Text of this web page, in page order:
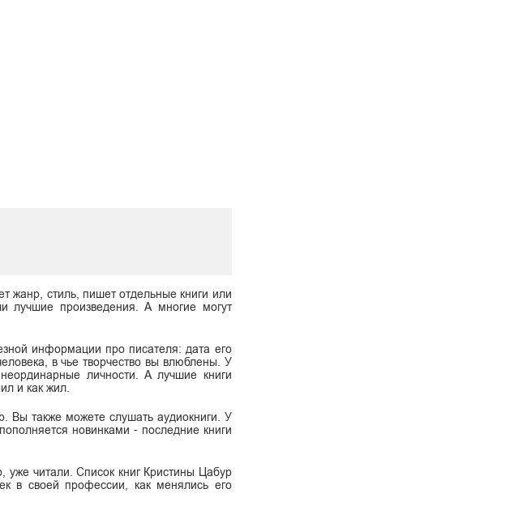
жанр, стиль, пишет отдельные книги или
лучшие произведения. А многие могут
информации про писателя: дата его
в чье творчество вы влюблены. У
личности. А лучшие книги
и как жил.
Вы также можете слушать аудиокниги. У
новинками - последние книги
уже читали. Список книг Кристины Цабур
в своей профессии, как менялись его